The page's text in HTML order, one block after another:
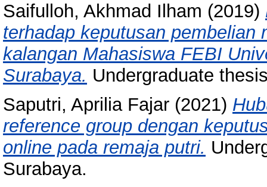
Saifulloh, Akhmad Ilham (2019)
terhadap keputusan pembelian
kalangan Mahasiswa FEBI
Surabaya. Undergraduate
Saputri, Aprilia Fajar (2021)
reference group dengan
online pada remaja putri.
Surabaya.